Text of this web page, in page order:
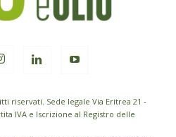
riservati. Sede legale Via Eritrea 21 -
IVA e Iscrizione al Registro delle